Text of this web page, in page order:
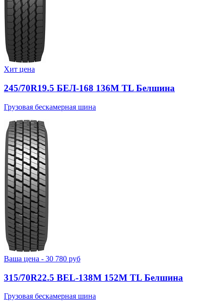
Хит цена
245/70R19.5 БЕЛ-168 136M TL Белшина
Грузовая бескамерная шина
Ваша цена - 30 780 руб
315/70R22.5 BEL-138М 152M TL Белшина
Грузовая бескамерная шина